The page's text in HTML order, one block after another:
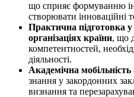
що сприяє формуванню
створювати інноваційні
Практична підготовка у
організаціях країни, що
компетентностей,
діяльності.
Академічна мобільність
знання у закордонних
визнання та